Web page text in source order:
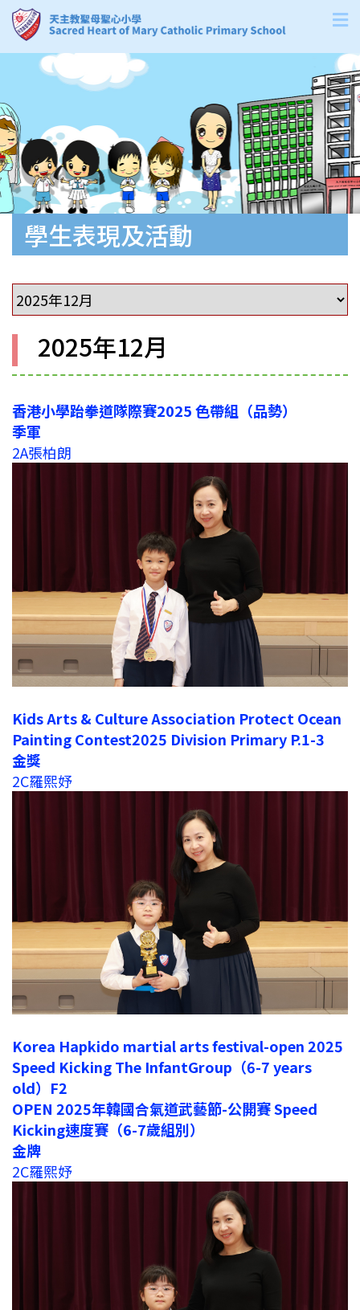
學生表現及活動
2025年12月
香港小學跆拳道隊際賽2025 色帶組（品勢）
季軍
2A張柏朗
Kids Arts & Culture Association Protect Ocean
Painting Contest2025 Division Primary P.1-3
金獎
2C羅熙妤
Korea Hapkido martial arts festival-open 2025
Speed Kicking The InfantGroup（6-7 years
old）F2
OPEN 2025年韓國合氣道武藝節-公開賽 Speed
Kicking速度賽（6-7歲組別）
金牌
2C羅熙妤